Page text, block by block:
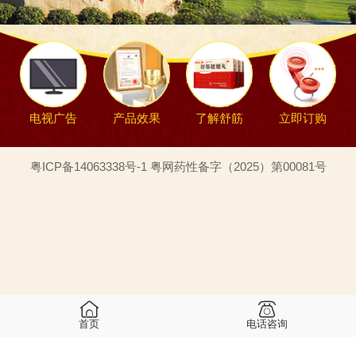
电视广告 产品效果 了解舒筋 立即订购
粤ICP备14063338号-1 粤网药性备字（2025）第00081号
首页 电话咨询